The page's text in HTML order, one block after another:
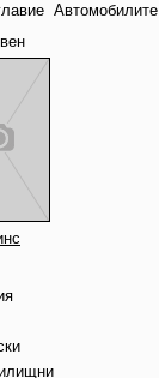
Автомобилите